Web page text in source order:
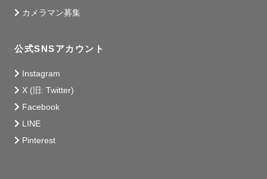
カメラマン募集
公式SNSアカウント
Instagram
X (旧: Twitter)
Facebook
LINE
Pinterest